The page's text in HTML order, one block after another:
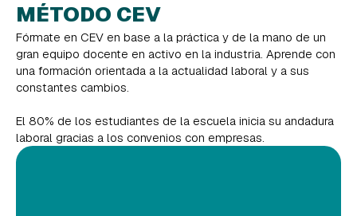
MÉTODO CEV
Fórmate en CEV en base a la práctica y de la mano de un
gran equipo docente en activo en la industria. Aprende con
una formación orientada a la actualidad laboral y a sus
constantes cambios.
El 80% de los estudiantes de la escuela inicia su andadura
laboral gracias a los convenios con empresas.